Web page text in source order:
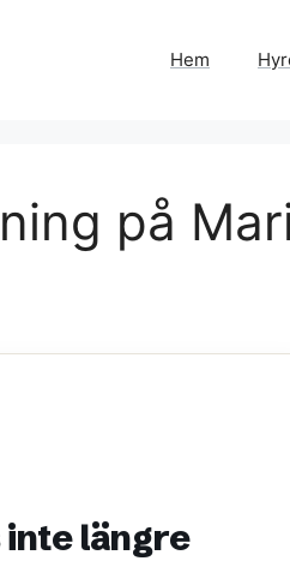
Hem
på
inte längre